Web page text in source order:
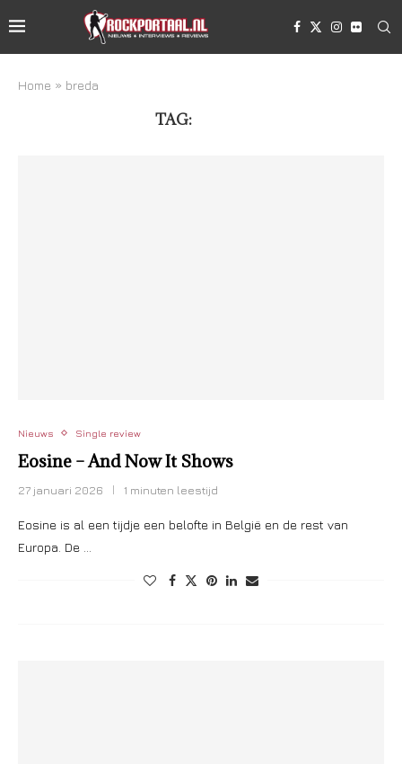
Home » breda
TAG:
Nieuws Single review
Eosine – And Now It Shows
27 januari 2026 1 minuten leestijd
Eosine is al een tijdje een belofte in België en de rest van
Europa. De …